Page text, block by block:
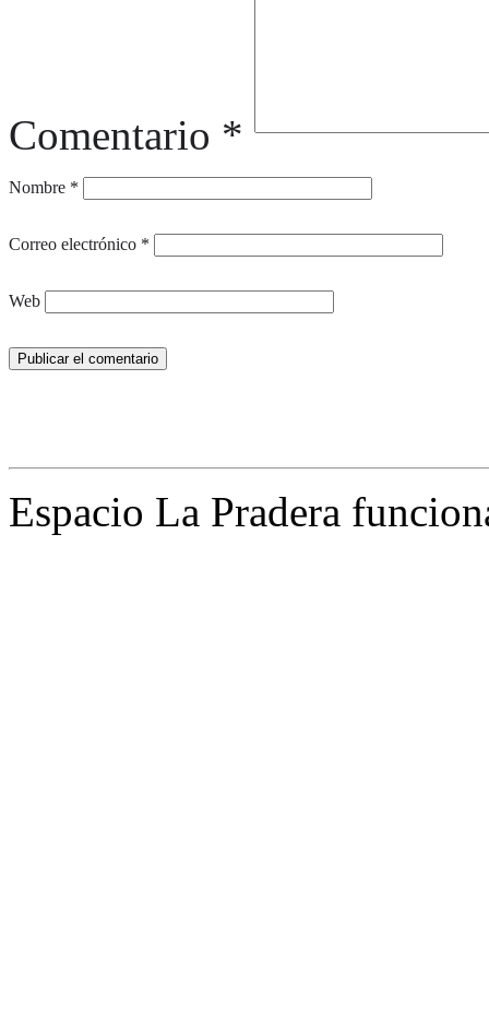
Comentario *
Nombre *
Correo electrónico *
Web
Espacio La Pradera